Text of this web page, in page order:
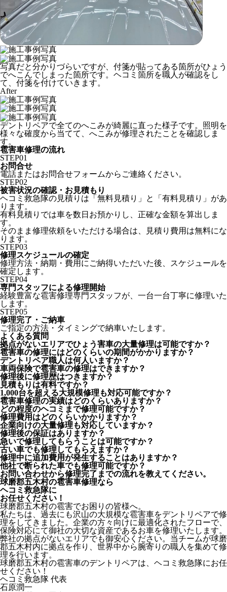
写真だと分かりづらいですが、付箋が貼ってある箇所がひょう
でへこんでしまった箇所です。ヘコミ箇所を職人が確認をし
て、付箋を付けていきます。
After
デントリペアで全てのへこみが綺麗に直った様子です。照明を
様々な確度から当てて、へこみが修理されたことを確認しま
す。
雹害車修理の流れ
STEP01
お問合せ
電話またはお問合せフォームからご連絡ください。
STEP02
被害状況の確認・お見積もり
ヘコミ救急隊の見積りは「無料見積り」と「有料見積り」があ
ります。
有料見積りでは車を数日お預かりし、正確な金額を算出しま
す。
そのまま修理依頼をいただける場合は、見積り費用は無料にな
ります。
STEP03
修理スケジュールの確定
修理方法・納期・費用にご納得いただいた後、スケジュールを
確定します。
STEP04
専門スタッフによる修理開始
経験豊富な雹害修理専門スタッフが、一台一台丁寧に修理いた
します。
STEP05
修理完了・ご納車
ご指定の方法・タイミングで納車いたします。
よくある質問
拠点がないエリアでひょう害車の大量修理は可能ですか？
雹害車の修理にはどのくらいの期間がかかりますか？
デントリペア職人は何人いますか？
車両保険で雹害車の修理はできますか？
修理後に修理歴はつきますか？
見積もりは有料ですか？
1,000台を超える大規模修理も対応可能ですか？
雹害車修理の実績はどのくらいありますか？
どの程度のヘコミまで修理可能ですか？
修理費用はどのくらいかかりますか？
企業向けの大量修理も対応していますか？
修理後の保証はありますか？
急いで修理してもらうことは可能ですか？
古い車でも修理してもらえますか？
修理中に追加費用が発生することはありますか？
他社で断られた車でも修理可能ですか？
お問い合わせから修理完了までの流れを教えてください。
球磨郡五木村の雹害車修理なら
ヘコミ救急隊に
お任せください！
球磨郡五木村の雹害でお困りの皆様へ。
私たちは、過去にも沢山の大規模な雹害車をデントリペアで修
理をしてきました。企業の方々向けに最適化されたフローで、
保険対応にて御社の大切な資産であるお車を修理いたします。
弊社の拠点がないエリアでも御安心ください。当チームが球磨
郡五木村内に拠点を作り、世界中から腕寄りの職人を集めて修
理を行います。
球磨郡五木村の雹害車のデントリペアは、ヘコミ救急隊にお任
せください！
ヘコミ救急隊 代表
石原潤一